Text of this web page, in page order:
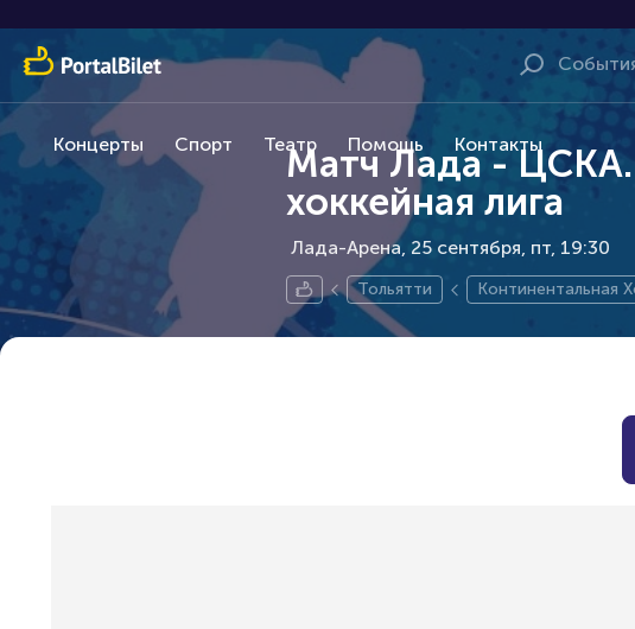
Концерты Спорт Театр Помощь Контакты
Матч Лада - ЦСКА.
хоккейная лига
Лада-Арена, 25 сентября пт, 19:30
Тольятти
Континентальная